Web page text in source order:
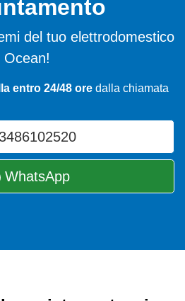
del tuo elettrodomestico
Ocean!
entro 24/48 oredalla chiamata
3486102520
WhatsApp